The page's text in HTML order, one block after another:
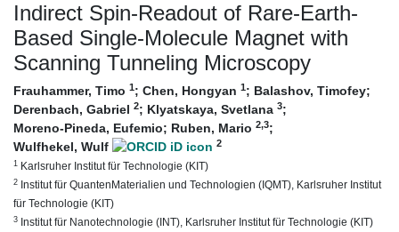
Indirect Spin-Readout of Rare-Earth-
Based Single-Molecule Magnet with
Scanning Tunneling Microscopy
Frauhammer, Timo 1; Chen, Hongyan 1; Balashov, Timofey;
Derenbach, Gabriel 2; Klyatskaya, Svetlana 3;
Moreno-Pineda, Eufemio; Ruben, Mario 2,3;
Wulfhekel, Wulf
2
1 Karlsruher Institut für Technologie (KIT)
2 Institut für QuantenMaterialien und Technologien (IQMT), Karlsruher Institut
für Technologie (KIT)
3 Institut für Nanotechnologie (INT), Karlsruher Institut für Technologie (KIT)